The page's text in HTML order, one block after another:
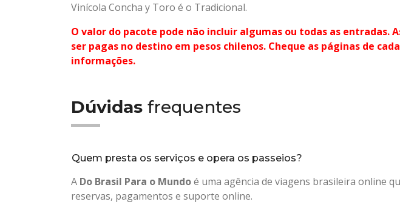
Vinícola Concha y Toro é o Tradicional.
O valor do pacote pode não incluir algumas ou todas as entradas.
ser pagas no destino em pesos chilenos. Cheque as páginas de
informações.
Dúvidas frequentes
Quem presta os serviços e opera os passeios?
A Do Brasil Para o Mundoé uma agência de viagens brasileira online
reservas, pagamentos e suporte online.